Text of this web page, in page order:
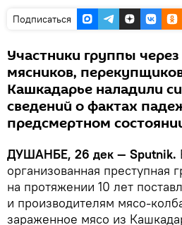
Подписаться
Участники группы через
мясников,
Кашкадарье наладили
сведений о фактах
предсмертном
ДУШАНБЕ, 26 дек — Sputnik.
организованная преступная
на протяжении 10 лет
и производителям мясо-
зараженное мясо из